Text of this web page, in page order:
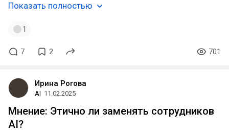
Показать полностью
1
7 2 701
Ирина Рогова
AI 11.02.2025
Мнение: Этично ли заменять сотрудников
AI?